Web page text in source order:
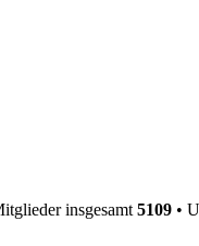
insgesamt 5109 •